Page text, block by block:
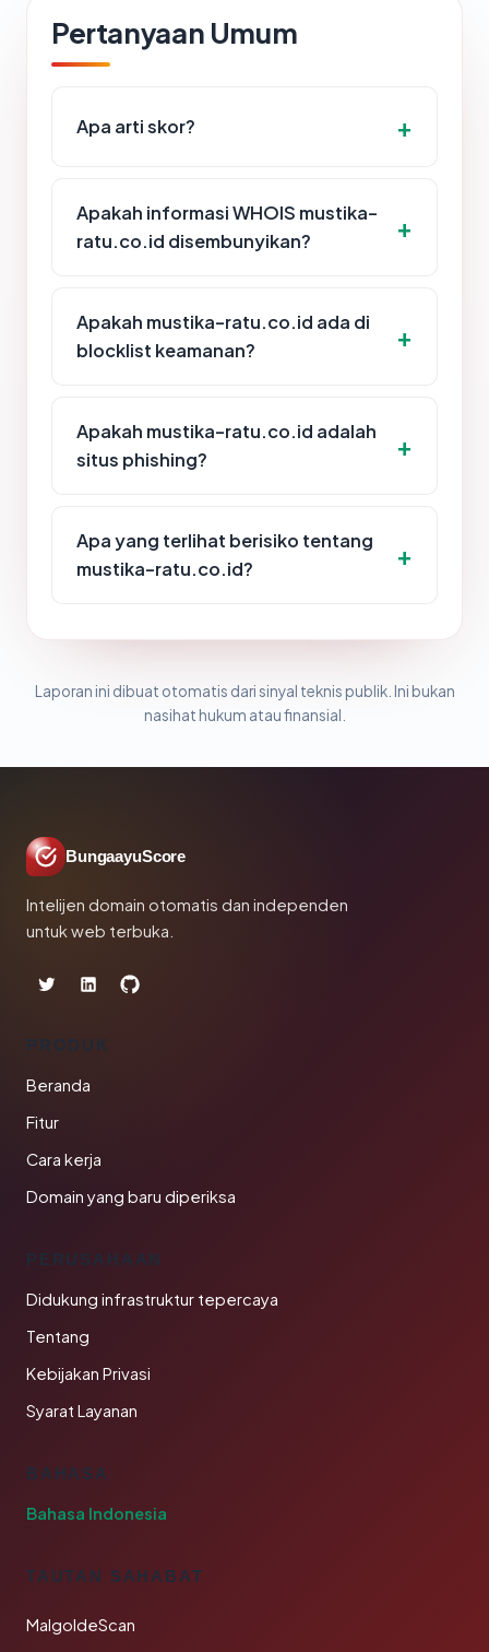
Pertanyaan Umum
Apa arti skor?
Apakah informasi WHOIS mustika-
ratu.co.id disembunyikan?
Apakah mustika-ratu.co.id ada di
blocklist keamanan?
Apakah mustika-ratu.co.id adalah
situs phishing?
Apa yang terlihat berisiko tentang
mustika-ratu.co.id?
Laporan ini dibuat otomatis dari sinyal teknis publik. Ini bukan
nasihat hukum atau finansial.
BungaayuScore
Intelijen domain otomatis dan independen
untuk web terbuka.
PRODUK
Beranda
Fitur
Cara kerja
Domain yang baru diperiksa
PERUSAHAAN
Didukung infrastruktur tepercaya
Tentang
Kebijakan Privasi
Syarat Layanan
BAHASA
Bahasa Indonesia
TAUTAN SAHABAT
MalgoldeScan